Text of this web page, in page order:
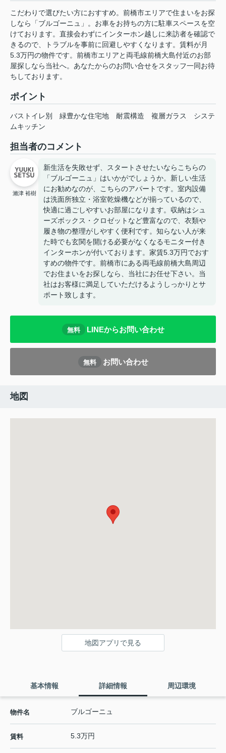
こだわりで選びたい方におすすめ。前橋市エリアで住まいをお探
しなら「ブルゴーニュ」。お車をお持ちの方に駐車スペースを空
けております。直接会わずにインターホン越しに来訪者を確認で
きるので、トラブルを事前に回避しやすくなります。賃料が月
5.3万円の物件です。前橋市エリアと両毛線前橋大島付近のお部
屋探しなら当社へ。あなたからのお問い合せをスタッフ一同お待
ちしております。
ポイント
バストイレ別 緑豊かな住宅地 耐震構造 複層ガラス
システ
ムキッチン
担当者のコメント
瀨津 裕樹
新生活を失敗せず、スタートさせたいならこちらの
「ブルゴーニュ」はいかがでしょうか。新しい生活
にお勧めなのが、こちらのアパートです。室内設備
は洗面所独立・浴室乾燥機などが揃っているので、
快適に過ごしやすいお部屋になります。収納はシュ
ーズボックス・クロゼットなど豊富なので、衣類や
履き物の整理がしやすく便利です。知らない人が来
た時でも玄関を開ける必要がなくなるモニター付き
インターホンが付いております。家賃5.3万円でおす
すめの物件です。前橋市にある両毛線前橋大島周辺
でお住まいをお探しなら、当社にお任せ下さい。当
社はお客様に満足していただけるようしっかりとサ
ポート致します。
無料 LINEからお問い合わせ
無料 お問い合わせ
地図
地図アプリで見る
基本情報 詳細情報 周辺環境
物件名 ブルゴーニュ
賃料 5.3万円